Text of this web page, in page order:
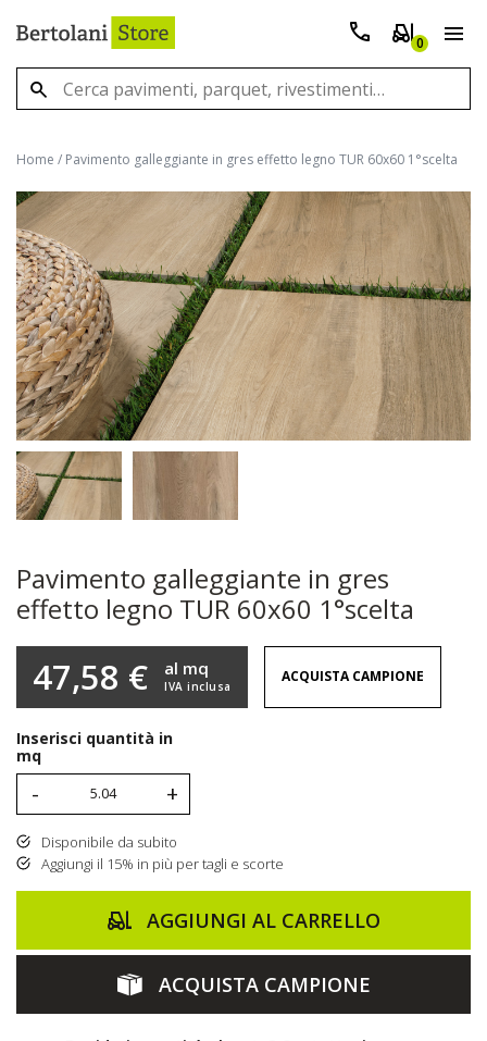
0
Home / Pavimento galleggiante in gres effetto legno TUR 60x60 1°scelta
Pavimento galleggiante in gres
effetto legno TUR 60x60 1°scelta
47,58 € IVA inclusa
al mq ACQUISTA CAMPIONE
Inserisci quantità in
mq
- +
Disponibile da subito
Aggiungi il 15% in più per tagli e scorte
AGGIUNGI AL CARRELLO
ACQUISTA CAMPIONE